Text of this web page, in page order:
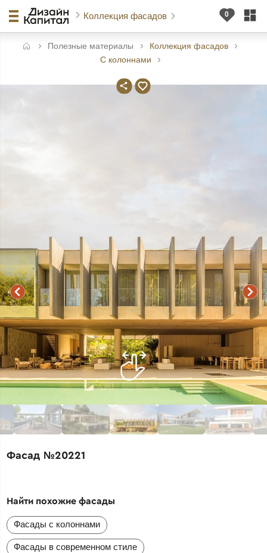
Коллекция фасадов
Полезные материалы
Коллекция фасадов
С колоннами
Фасад №20221
Найти похожие фасады
Фасады с колоннами
Фасады в современном стиле